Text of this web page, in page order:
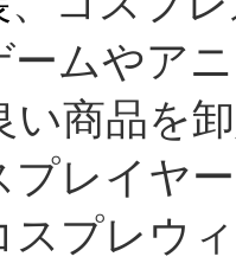
ームやア
い商品を
プレイヤ
スプレウ